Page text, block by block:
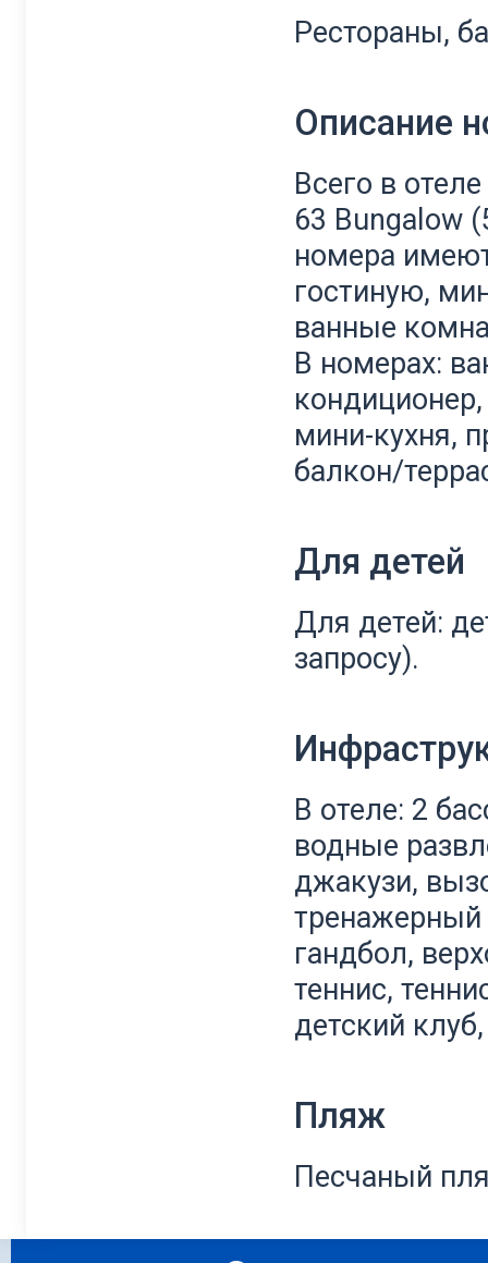
Рестораны,
Описание
Всего в
63 Bungalow
номера
гостиную,
ванные
В номерах:
мини-кухня,
балкон/
Для детей
Для детей:
запросу).
В отеле: 2
водные
джакузи,
тренажерный
гандбол,
теннис,
детский
Пляж
Песчаный